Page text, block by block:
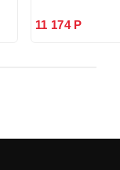
11 174 Р